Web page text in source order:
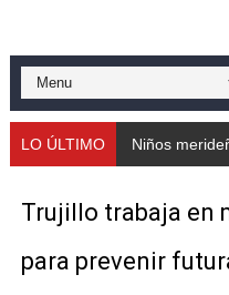
Gobernación de
Corposalud inició
Fortaleciendo la
Campo Elías
LO ÚLTIMO Niños merideños
Trujillo trabaja en
para prevenir